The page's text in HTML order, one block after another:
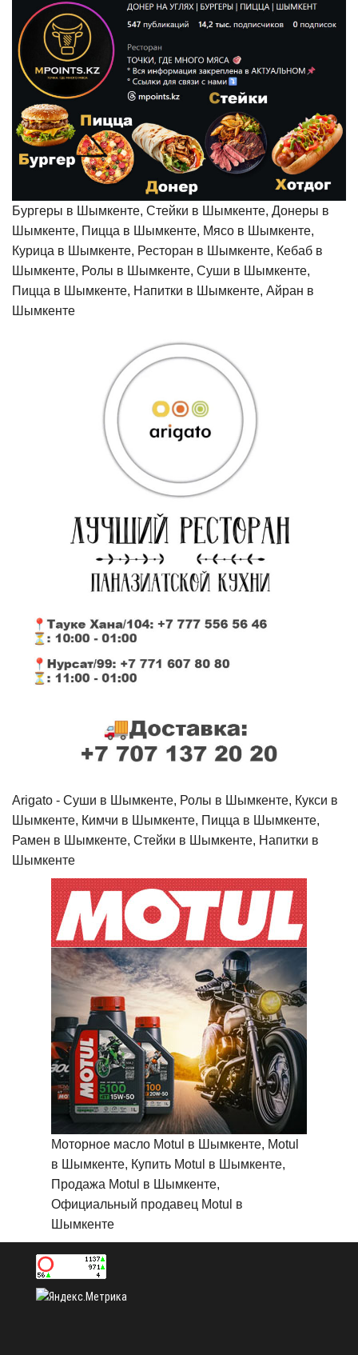
Бургеры в Шымкенте, Стейки в Шымкенте, Донеры в
Шымкенте, Пицца в Шымкенте, Мясо в Шымкенте,
Курица в Шымкенте, Ресторан в Шымкенте, Кебаб в
Шымкенте, Ролы в Шымкенте, Суши в Шымкенте,
Пицца в Шымкенте, Напитки в Шымкенте, Айран в
Шымкенте
Arigato - Cуши в Шымкенте, Ролы в Шымкенте, Кукси в
Шымкенте, Кимчи в Шымкенте, Пицца в Шымкенте,
Рамен в Шымкенте, Стейки в Шымкенте, Напитки в
Шымкенте
Моторное масло Motul в Шымкенте, Motul
в Шымкенте, Купить Motul в Шымкенте,
Продажа Motul в Шымкенте,
Официальный продавец Motul в
Шымкенте